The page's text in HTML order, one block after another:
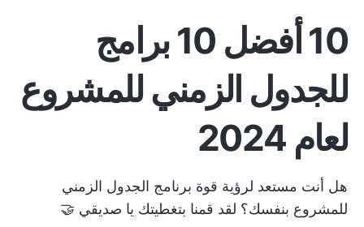
10 أفضل 10 برامج
للجدول الزمني للمشروع
لعام 2024
هل أنت مستعد لرؤية قوة برنامج الجدول الزمني
للمشروع بنفسك؟ لقد قمنا بتغطيتك يا صديقي 🤝